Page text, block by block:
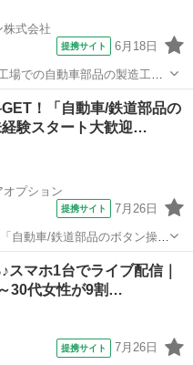
株式会社
提携サイト 6月18日
での自動車部品の製造工場
造工場で
！「自動車/鉄道部品の
験スタート大歓迎…
プション
提携サイト 7月26日
自動車/鉄道部品のボタン操
るのでガッツリ稼げます！高
スマホ1台でライブ配信｜
30代女性が9割…
提携サイト 7月26日